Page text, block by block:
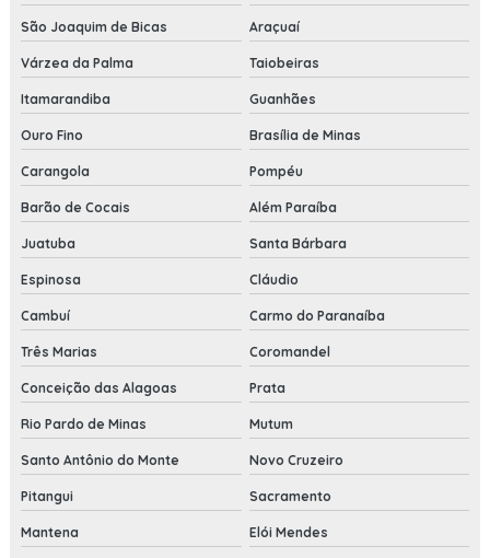
São Joaquim de Bicas Araçuaí
Várzea da Palma Taiobeiras
Itamarandiba Guanhães
Ouro Fino Brasília de Minas
Carangola Pompéu
Barão de Cocais Além Paraíba
Juatuba Santa Bárbara
Espinosa Cláudio
Cambuí Carmo do Paranaíba
Três Marias Coromandel
Conceição das Alagoas Prata
Rio Pardo de Minas Mutum
Santo Antônio do Monte Novo Cruzeiro
Pitangui Sacramento
Mantena Elói Mendes